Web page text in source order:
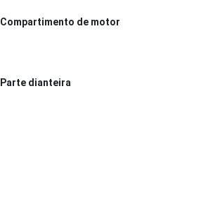
Compartimento de motor
Parte dianteira